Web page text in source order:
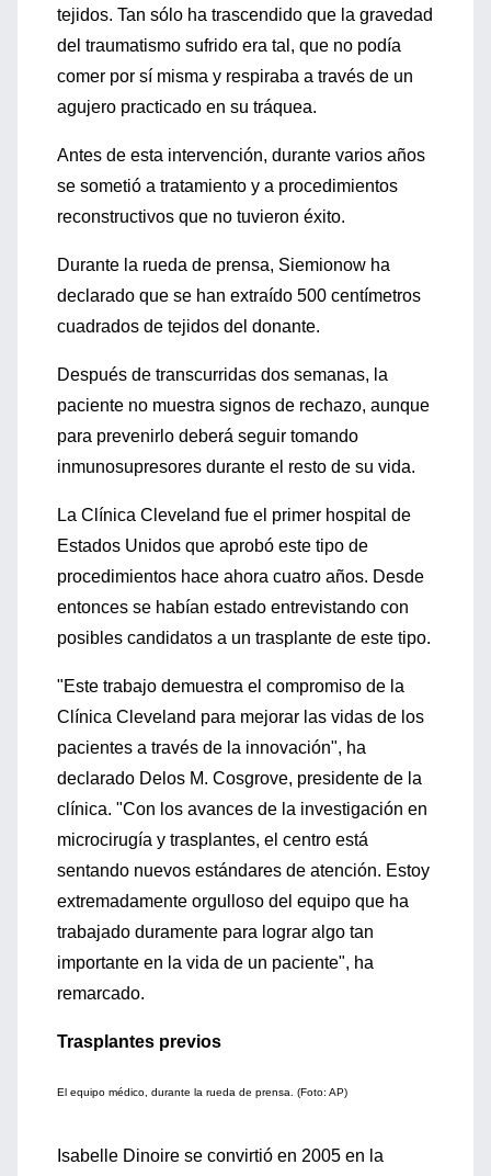
tejidos. Tan sólo ha trascendido que la gravedad
del traumatismo sufrido era tal, que no podía
comer por sí misma y respiraba a través de un
agujero practicado en su tráquea.
Antes de esta intervención, durante varios años
se sometió a tratamiento y a procedimientos
reconstructivos que no tuvieron éxito.
Durante la rueda de prensa, Siemionow ha
declarado que se han extraído 500 centímetros
cuadrados de tejidos del donante.
Después de transcurridas dos semanas, la
paciente no muestra signos de rechazo, aunque
para prevenirlo deberá seguir tomando
inmunosupresores durante el resto de su vida.
La Clínica Cleveland fue el primer hospital de
Estados Unidos que aprobó este tipo de
procedimientos hace ahora cuatro años. Desde
entonces se habían estado entrevistando con
posibles candidatos a un trasplante de este tipo.
"Este trabajo demuestra el compromiso de la
Clínica Cleveland para mejorar las vidas de los
pacientes a través de la innovación", ha
declarado Delos M. Cosgrove, presidente de la
clínica. "Con los avances de la investigación en
microcirugía y trasplantes, el centro está
sentando nuevos estándares de atención. Estoy
extremadamente orgulloso del equipo que ha
trabajado duramente para lograr algo tan
importante en la vida de un paciente", ha
remarcado.
Trasplantes previos
El equipo médico, durante la rueda de prensa. (Foto: AP)
Isabelle Dinoire se convirtió en 2005 en la